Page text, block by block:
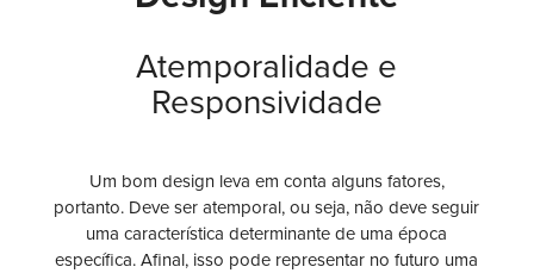
Atemporalidade e
Responsividade
Um bom design leva em conta alguns fatores,
portanto. Deve ser atemporal, ou seja, não deve seguir
uma característica determinante de uma época
específica. Afinal, isso pode representar no futuro uma